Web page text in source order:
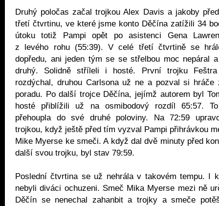
Druhý poločas začal trojkou Alex Davis a jakoby
třetí čtvrtinu, ve které jsme konto Děčína zatížili 34
útoku totiž Pampi opět po asistenci Gena
z levého rohu (55:39). V celé třetí čtvrtině se
dopředu, ani jeden tým se se střelbou moc nepáral
druhý. Solidně stříleli i hosté. První trojku
rozdýchal, druhou Carlsona už ne a pozval si hráče
poradu. Po další trojce Děčína, jejímž autorem byl
hosté přiblížili už na osmibodový rozdíl 65:57.
přehoupla do své druhé poloviny. Na 72:59
trojkou, když ještě před tím vyzval Pampi přihrávkou
Mike Myerse ke smeči. A když dal dvě minuty před
další svou trojku, byl stav 79:59.
Poslední čtvrtina se už nehrála v takovém tempu. I
nebyli diváci ochuzeni. Smeč Mika Myerse mezi ně
Děčín se nenechal zahanbit a trojky a smeče